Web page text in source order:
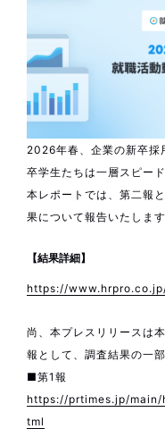
2026年春、企業の新卒採
卒学生たちは一層スピー
本レポートでは、第二報
果について報告いたします
【結果詳細】
https://
尚、本プレスリリースは
報として、調査結果の一
■第1報
https://prtimes.jp/
tml